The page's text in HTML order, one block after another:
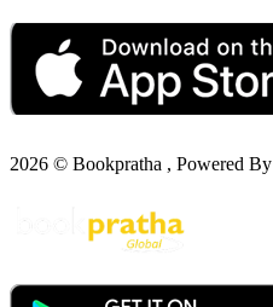
2026 © Bookpratha , Powered By